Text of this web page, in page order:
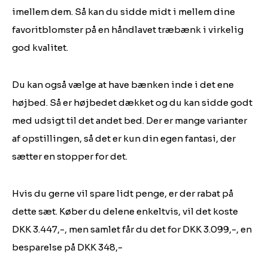
imellem dem. Så kan du sidde midt i mellem dine
favoritblomster på en håndlavet træbænk i virkelig
god kvalitet.
Du kan også vælge at have bænken inde i det ene
højbed. Så er højbedet dækket og du kan sidde godt
med udsigt til det andet bed. Der er mange varianter
af opstillingen, så det er kun din egen fantasi, der
sætter en stopper for det.
Hvis du gerne vil spare lidt penge, er der rabat på
dette sæt. Køber du delene enkeltvis, vil det koste
DKK 3.447,-, men samlet får du det for DKK 3.099,-, en
besparelse på DKK 348,-